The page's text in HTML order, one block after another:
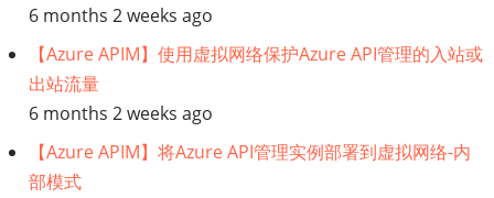
6 months 2 weeks ago
【Azure APIM】使用虚拟网络保护Azure API管理的入站或
出站流量
6 months 2 weeks ago
【Azure APIM】将Azure API管理实例部署到虚拟网络-内
部模式